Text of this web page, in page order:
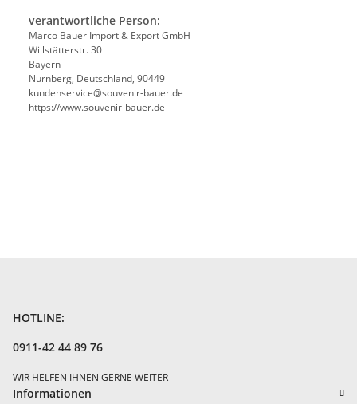
verantwortliche Person:
Marco Bauer Import & Export GmbH
Willstätterstr. 30
Bayern
Nürnberg, Deutschland, 90449
kundenservice@souvenir-bauer.de
https://www.souvenir-bauer.de
HOTLINE:
0911-42 44 89 76
WIR HELFEN IHNEN GERNE WEITER
Informationen